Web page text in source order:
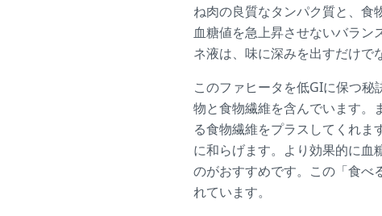
ね肉の良質なタンパク質と、食
血糖値を急上昇させないバラン
ネ液は、味に深みを出すだけで
このファヒータを低GIに保つ
物と食物繊維を含んでいます。
る食物繊維をプラスしてくれま
に和らげます。より効果的に血
のがおすすめです。この「食べ
れています。